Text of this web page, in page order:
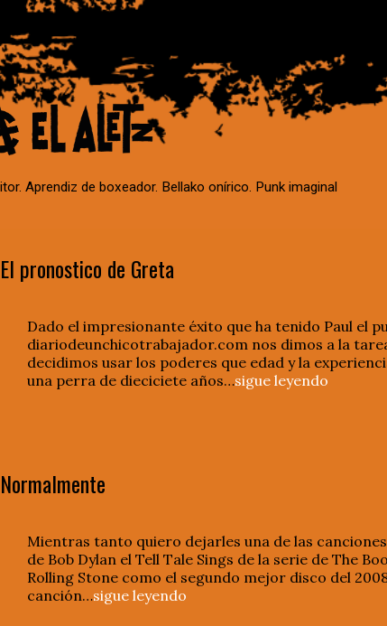
Aprendiz de boxeador. Bellako onírico. Punk imaginal
El pronostico de Greta
Dado el impresionante éxito que ha tenido Paul el
diariodeunchicotrabajador.com nos dimos a la
decidimos usar los poderes que edad y la
una perra de dieciciete años…sigue leyendo
Normalmente
Mientras tanto quiero dejarles una de las
de Bob Dylan el Tell Tale Sings de la serie de The
Rolling Stone como el segundo mejor disco del
canción…sigue leyendo